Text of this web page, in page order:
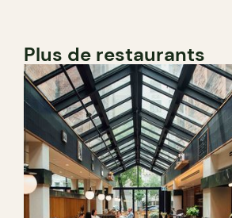
Plus de restaurants